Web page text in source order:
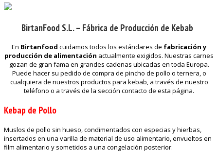
BirtanFood S.L. – Fábrica de Producción de Kebab
En Birtanfood cuidamos todos los estándares de fabricación y
producción de alimentación actualmente exigidos. Nuestras carnes
gozan de gran fama en grandes cadenas ubicadas en toda Europa.
Puede hacer su pedido de compra de pincho de pollo o ternera, o
cualquiera de nuestros productos para kebab, a través de nuestro
teléfono o a través de la sección contacto de esta página.
Kebap de Pollo
Muslos de pollo sin hueso, condimentados con especias y hierbas,
insertados en una varilla de material de uso alimentario, envueltos en
film alimentario y sometidos a una congelación posterior.